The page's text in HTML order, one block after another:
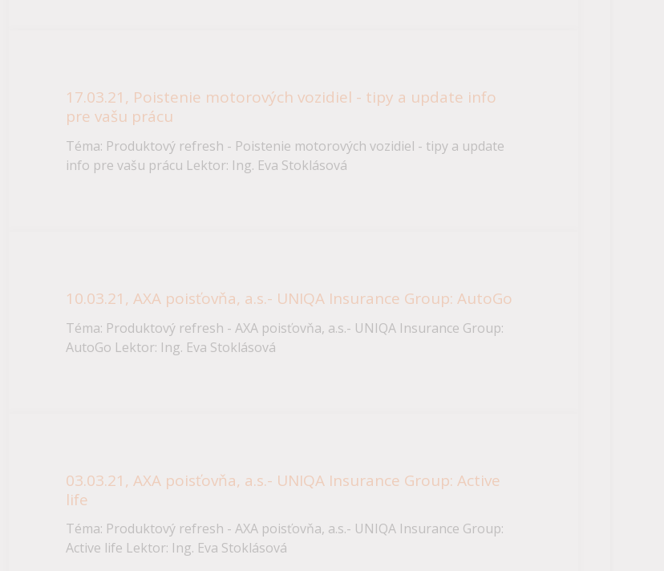
17.03.21, Poistenie motorových vozidiel - tipy a update info
pre vašu prácu
Téma: Produktový refresh - Poistenie motorových vozidiel - tipy a update
info pre vašu prácu Lektor: Ing. Eva Stoklásová
10.03.21, AXA poisťovňa, a.s.- UNIQA Insurance Group: AutoGo
Téma: Produktový refresh - AXA poisťovňa, a.s.- UNIQA Insurance Group:
AutoGo Lektor: Ing. Eva Stoklásová
03.03.21, AXA poisťovňa, a.s.- UNIQA Insurance Group: Active
life
Téma: Produktový refresh - AXA poisťovňa, a.s.- UNIQA Insurance Group:
Active life Lektor: Ing. Eva Stoklásová